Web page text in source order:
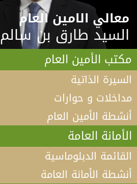
معالي الامين العام
السيد طارق بن سالم
مكتب الأمين العام
السيرة الذاتية
مداخلات و حوارات
أنشطة الأمين العام
الأمانة العامة
القائمة الدبلوماسية
أنشطة الأمانة العامة